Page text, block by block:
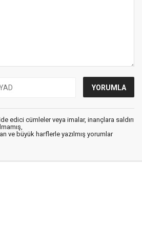
edici cümleler veya imalar, inançlara saldırı
ve büyük harflerle yazılmış yorumlar